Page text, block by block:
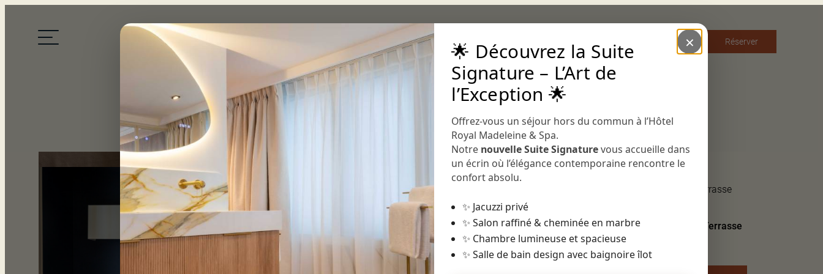
×
🌟 Découvrez la Suite
Signature – L’Art de
l’Exception 🌟
Offrez-vous un séjour hors du commun à l’Hôtel
Royal Madeleine & Spa.
Notre nouvelle Suite Signaturevous accueille dans
un écrin où l’élégance contemporaine rencontre le
confort absolu.
✨ Jacuzzi privé
✨ Salon raffiné & cheminée en marbre
✨ Chambre lumineuse et spacieuse
✨ Salle de bain design avec baignoire îlot
Français Réserver
DELUXE ET DUPLEXSUITE
Chambre Supérieure
Terrasse
Une vraie terrasse de 15m² avec vue sur
tout Paris baigne de lumière la chambre
Supérieure Terrasse. Dans un calme
absolu, tout est mis en scène pour
Chambre Classique Terrasse
Chambre Supérieure Terrasse